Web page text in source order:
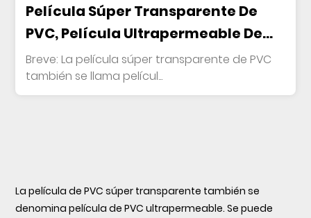
Película Súper Transparente De
PVC, Película Ultrapermeable De
PVC, Hoja Transparente, Película
Transparente De PVC
(transparente, Colorida)
Breve: La película súper transparente de PVC
también se llama películ...
La película de PVC súper transparente también se
denomina película de PVC ultrapermeable. Se puede